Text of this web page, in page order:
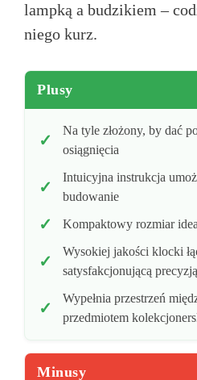
lampką a budzikiem –
niego kurz.
Plusy
Na tyle złożony, by dać
osiągnięcia
Intuicyjna instrukcja
budowanie
Kompaktowy rozmiar
Wysokiej jakości klocki
satysfakcjonującą precyzją
Wypełnia przestrzeń
przedmiotem
Minusy